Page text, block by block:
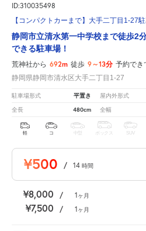
ID:310035498
【コンパクトカーまで】大手二丁目1-27
静岡市立清水第一中学校まで徒歩2
できる駐車場！
荒神社から 692m 徒歩 9～13分 予約でき
静岡県静岡市清水区大手二丁目1-27
駐車場形式 平置き 屋内外形式
全長 480cm 全幅
軽 コ 中型 ボックス SUV
¥500 / 14 時間
¥8,000 / 1ヶ月
¥7,500 / 1ヶ月